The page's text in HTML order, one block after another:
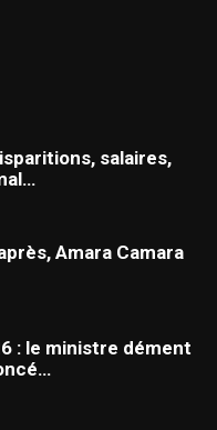
salaires,
Amara Camara
: le ministre dément